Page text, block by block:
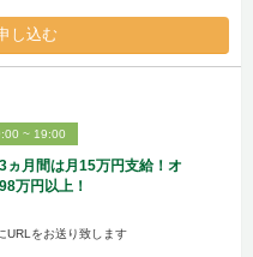
し込む
~ 19:00
ヵ月間は月15万円支給！オ
万円以上！
URLをお送り致します